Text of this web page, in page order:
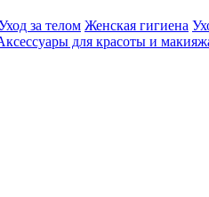
за телом Женская гигиена
для красоты и